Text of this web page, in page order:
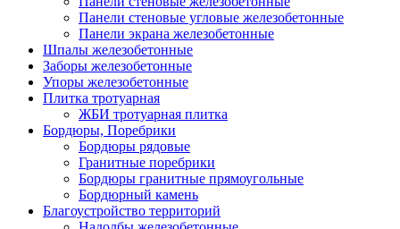
Панели стеновые угловые железобетонные
Панели экрана железобетонные
Шпалы железобетонные
Заборы железобетонные
Упоры железобетонные
Плитка тротуарная
ЖБИ тротуарная плитка
Бордюры, Поребрики
Бордюры рядовые
Гранитные поребрики
Бордюры гранитные прямоугольные
Бордюрный камень
Благоустройство территорий